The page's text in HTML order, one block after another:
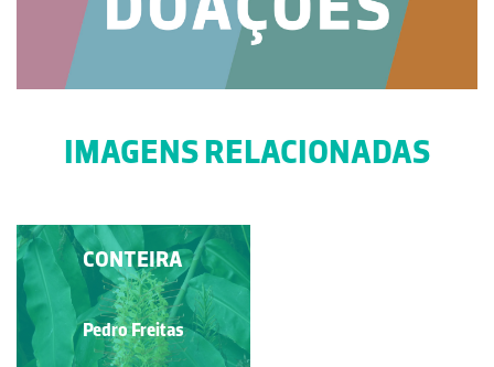
IMAGENS RELACIONADAS
POLYGONUM
CAPITATUM BUCH.-
HAM. EX D.DON
Alexandra Nobre
CONTEIRA
Pedro Freitas